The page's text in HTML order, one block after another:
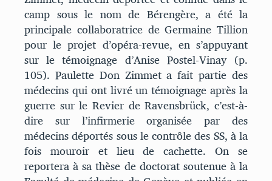
camp sous le nom de Bérengère, a été la
principale collaboratrice de Germaine Tillion
pour le projet d’opéra-revue, en s’appuyant
sur le témoignage d’Anise Postel-Vinay (p.
105). Paulette Don Zimmet a fait partie des
médecins qui ont livré un témoignage après la
guerre sur le Revier de Ravensbrück, c’est-à-
dire sur l’infirmerie organisée par des
médecins déportés sous le contrôle des SS, à la
fois mouroir et lieu de cachette. On se
reportera à sa thèse de doctorat soutenue à la